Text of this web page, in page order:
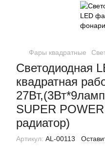
Фары квадратные
Светодиодная
квадратная
SUPER
радиатор)
Артикул: AL-00113